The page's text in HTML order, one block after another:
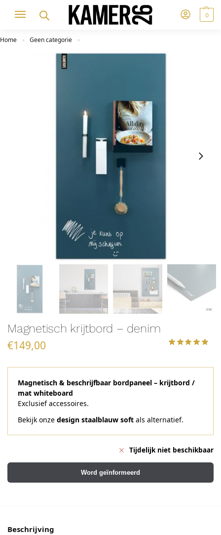
0
Home » Geen categorie »
Magnetisch krijtbord – denim
€149,00
Magnetisch & beschrijfbaar bordpaneel – krijtbord /
mat whiteboard
Exclusief accessoires.
Bekijk onze design staalblauw soft als alternatief.
Tijdelijk niet beschikbaar
Word geïnformeerd
Beschrijving